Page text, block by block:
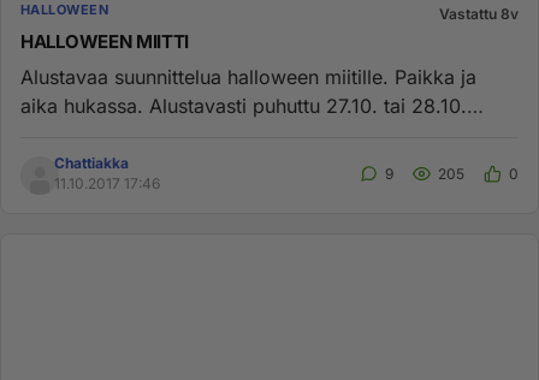
HALLOWEEN Vastattu 8v
HALLOWEEN MIITTI
Alustavaa suunnittelua halloween miitille. Paikka ja
aika hukassa. Alustavasti puhuttu 27.10. tai 28.10.
Chattiakka
11.10.2017 17:46
9 205 0